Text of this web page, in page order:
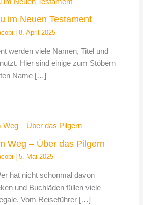
im Neuen Testament
|8. April 2025
werden viele Namen, Titel und
Hier sind einige zum Stöbern
Name […]
Weg – Über das Pilgern
|5. Mai 2025
hat nicht schonmal davon
und Buchläden füllen viele
Vom Reiseführer […]